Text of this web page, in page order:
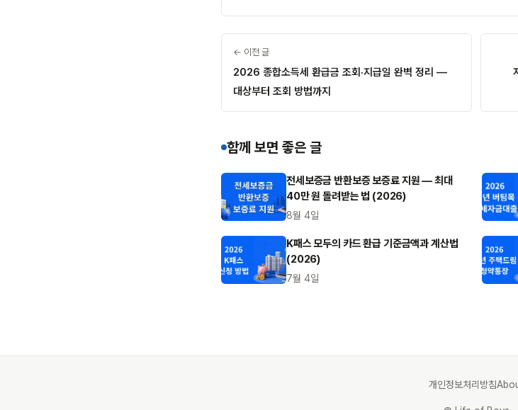
← 이전 글
2026 종합소득세 환급금 조회·지급일 완벽 정리 —
대상부터 조회 방법까지
함께 보면 좋은 글
전세보증금 반환보증 보증료 지원 — 최대
40만 원 돌려받는 법 (2026)
8월 4일
K패스 모두의 카드 환급 기준금액과 계산법
(2026)
7월 4일
개인정보처리방침